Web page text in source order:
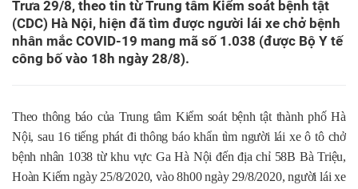
Trưa 29/8, theo tin từ Trung tâm Kiểm soát bệnh tật
(CDC) Hà Nội, hiện đã tìm được người lái xe chở bệnh
nhân mắc COVID-19 mang mã số 1.038 (được Bộ Y tế
công bố vào 18h ngày 28/8).
Theo thông báo của Trung tâm Kiểm soát bệnh tật thành phố Hà
Nội, sau 16 tiếng phát đi thông báo khẩn tìm người lái xe ô tô chở
bệnh nhân 1038 từ khu vực Ga Hà Nội đến địa chỉ 58B Bà Triệu,
Hoàn Kiếm ngày 25/8/2020, vào 8h00 ngày 29/8/2020, người lái xe